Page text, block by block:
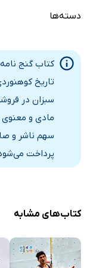
تاریخ مختصر
ریشه‌های کهن
اروپاییان، اولین
نخستین آغازگران
دماوند، نماد ملی
دماوند، کهن‌ترین
کهن‌ترین کوه صعود
هفتاد سال با
قائم به شخص بودن
کوه بانو
تاریخ عمومی
اشاره مختصر از
دسته‌ها
کتاب گنج
تاریخ
سبزان در
مادی و معنوی
سهم ناشر و
پرداخت
کتاب‌های مشابه